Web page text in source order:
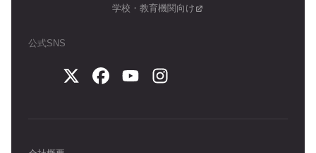
学校・教育機関向け
公式SNS